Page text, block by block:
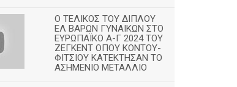
Ο ΤΕΛΙΚΟΣ ΤΟΥ ΔΙΠΛΟΥ
ΕΛ ΒΑΡΩΝ ΓΥΝΑΙΚΩΝ ΣΤΟ
ΕΥΡΩΠΑΪΚΟ Α-Γ 2024 ΤΟΥ
ΖΕΓΚΕΝΤ ΟΠΟΥ ΚΟΝΤΟΥ-
ΦΙΤΣΙΟΥ ΚΑΤΕΚΤΗΣΑΝ ΤΟ
ΑΣΗΜΕΝΙΟ ΜΕΤΑΛΛΙΟ